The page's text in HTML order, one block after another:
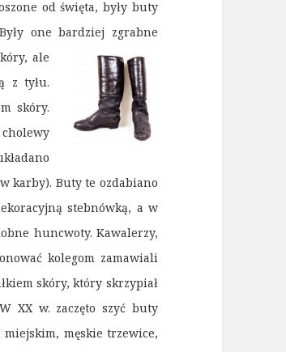
od święta, były buty
one bardziej zgrabne
ale
z tyłu.
skóry.
karby). Buty te ozdabiano
stebnówką, a w
huncwoty. Kawalerzy,
kolegom zamawiali
skóry, który skrzypiał
XX w. zaczęto szyć buty
miejskim, męskie trzewice,